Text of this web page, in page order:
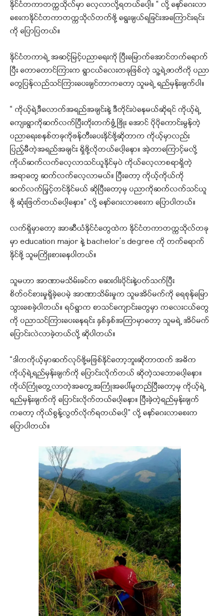
နိုင်ငံတကာတက္ကသိုလ်မှာ လေ့လာလို့ရတယ်ပေါ့။ “ လို့ နော်ဂေးလာ
စေးကနိုင်ငံတကာတက္ကသိုလ်တက်ဖို့ ရွေးချယ်ရခြင်းအကြောင်းရင်း
ကို ပြောပြတယ်။
နိုင်ငံတကာရဲ့ အဆင့်မြင့်ပညာရေးကို ပြီးမြောက်အောင်တက်ရောက်
ပြီး တောတောင်ကြားက ရွာငယ်လေးတခုဖြစ်တဲ့ သူ့ရဲ့ဇာတိကို ပညာ
တွေပြန်လည်သင်ကြားပေးချင်တာကတော့ သူမရဲ့ ရည်မှန်းချက်ပါ။
“ ကိုယ့်ရဲ့ဒီလောက်အရည်အချင်းနဲ့ ဒီတိုင်းပဲနေမယ်ဆိုရင် ကိုယ့်ရဲ့
ကျေးရွာကိုဆက်လက်ပြီးတိုးတက်ဖွံ့ဖြိုး အောင် ပိုပိုကောင်းမွန်တဲ့
ပညာရေးစနစ်တခုကိုဖန်တီးပေးနိုင်ဖို့ဆိုတာက ကိုယ့်မှာလည်း
ပြည့်မီတဲ့အရည်အချင်း ရှိဖို့လိုတယ်ပေါ့နော။ အဲ့တာကြောင့်မလို့
ကိုယ်ဆက်လက်လေ့လာသင်ယူနိုင်မှပဲ ကိုယ်လေ့လာစရာရှိတဲ့
အရာတွေ ဆက်လက်လေ့လာမယ်။ ပြီးတော့ ကိုယ့်ကိုယ်ကို
ဆက်လက်မြှင့်တင်နိုင်မယ် ဆိုပြီးတော့မှ ပညာကိုဆက်လက်သင်ယူ
ဖို့ ဆုံးဖြတ်တယ်ပေါ့နော။” လို့ နော်ဂေးလာစေးက ပြောပါတယ်။
လက်ရှိမှာတော့ အာဆီယံနိုင်ငံတွေထဲက နိုင်ငံတကာတက္ကသိုလ်တခု
မှာ education major နဲ့ bachelor’s degree ကို တက်ရောက်
နိုင်ဖို့ သူမကြိုးစားနေပါတယ်။
သူမဟာ အာဏာမသိမ်းခင်က ဆေးဝါးပိုင်းနဲ့ပတ်သက်ပြီး
စိတ်ဝင်စားမှုရှိခဲ့ပေမဲ့ အာဏာသိမ်းမှုက သူမအိပ်မက်ကို ရေစုန်မြော
သွားစေခဲ့ပါတယ်။ ရပ်ရွာက စာသင်ကျောင်းတွေမှာ ကလေးငယ်တွေ
ကို ပညာသင်ကြားပေးနေရင်း နှစ်နှစ်အကြာမှာတော့ သူမရဲ့ အိပ်မက်
ပြောင်းလဲလာခဲ့တယ်လို့ ဆိုပါတယ်။
“ဒါကကိုယ့်မှာဆက်လုပ်ဖို့မဖြစ်နိုင်တော့ဘူးဆိုတာထက် အဓိက
ကိုယ့်ရဲ့ရည်မှန်းချက်ကို ပြောင်းလိုက်တယ် ဆိုတဲ့သဘောပေါ့နော။
ကိုယ်ကြုံတွေ့လာတဲ့အတွေ့အကြုံအပေါ်မူတည်ပြီးတော့မှ ကိုယ့်ရဲ့
ရည်မှန်းချက်ကို ပြောင်းလိုက်တယ်ပေါ့နော။ ပြီးခဲ့တဲ့ရည်မှန်းချက်
ကတော့ ကိုယ်စွန့်လွတ်လိုက်ရတယ်ပေါ့” လို့ နော်ဂေးလာစေးက
ပြောပါတယ်။